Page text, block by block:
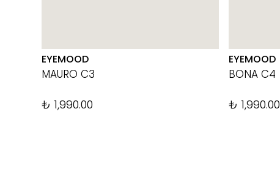
EYEMOOD
MAURO C3
₺ 1,990.00
EYEMOOD
BONA C4
₺ 1,990.00